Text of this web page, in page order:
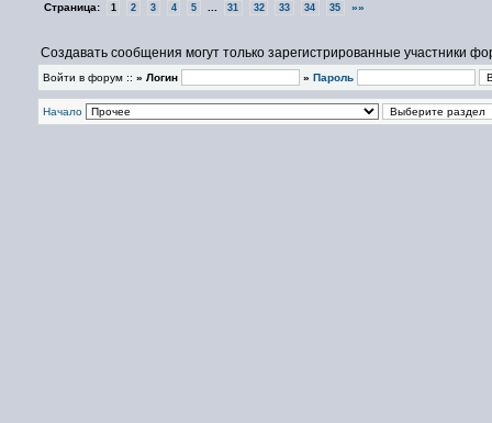
Страница: 1 2 3 4 5 31 32 33 34 35 »»
Создавать сообщения могут только зарегистрированные участники
Войти в форум :: » Логин » Пароль
Начало